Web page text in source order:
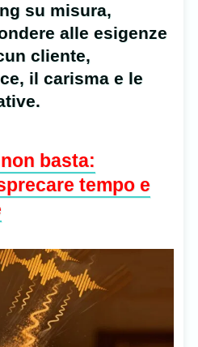
su misura,
alle esigenze
cliente,
il carisma e le
basta:
tempo e